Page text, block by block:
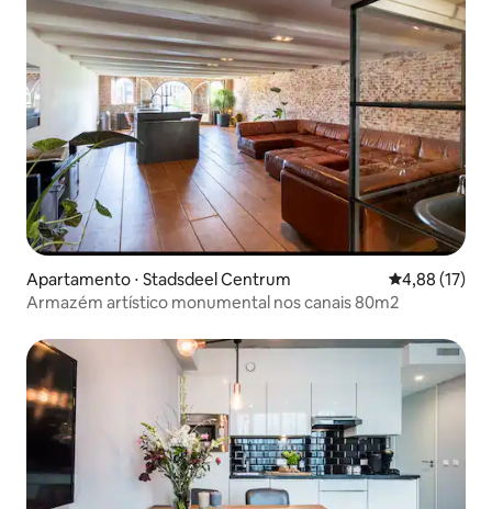
Apartamento ⋅ Stadsdeel Centrum 4,88 de uma
4,88 (17)
Armazém artístico monumental nos canais 80m2